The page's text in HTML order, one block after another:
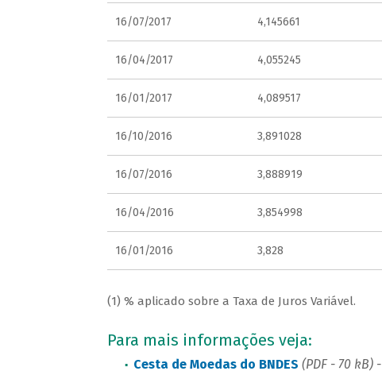
16/07/2017 4,145661
16/04/2017 4,055245
16/01/2017 4,089517
16/10/2016 3,891028
16/07/2016 3,888919
16/04/2016 3,854998
16/01/2016 3,828
(1) % aplicado sobre a Taxa de Juros Variável.
Para mais informações veja:
Cesta de Moedas do BNDES (PDF - 70 kB) -